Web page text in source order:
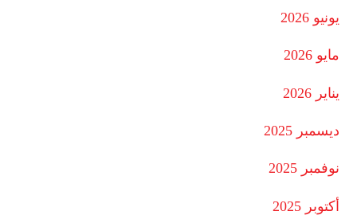
يونيو 2026
مايو 2026
يناير 2026
ديسمبر 2025
نوفمبر 2025
أكتوبر 2025